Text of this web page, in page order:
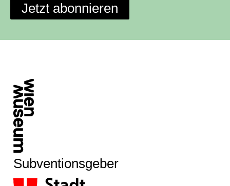
Jetzt abonnieren
Subventionsgeber